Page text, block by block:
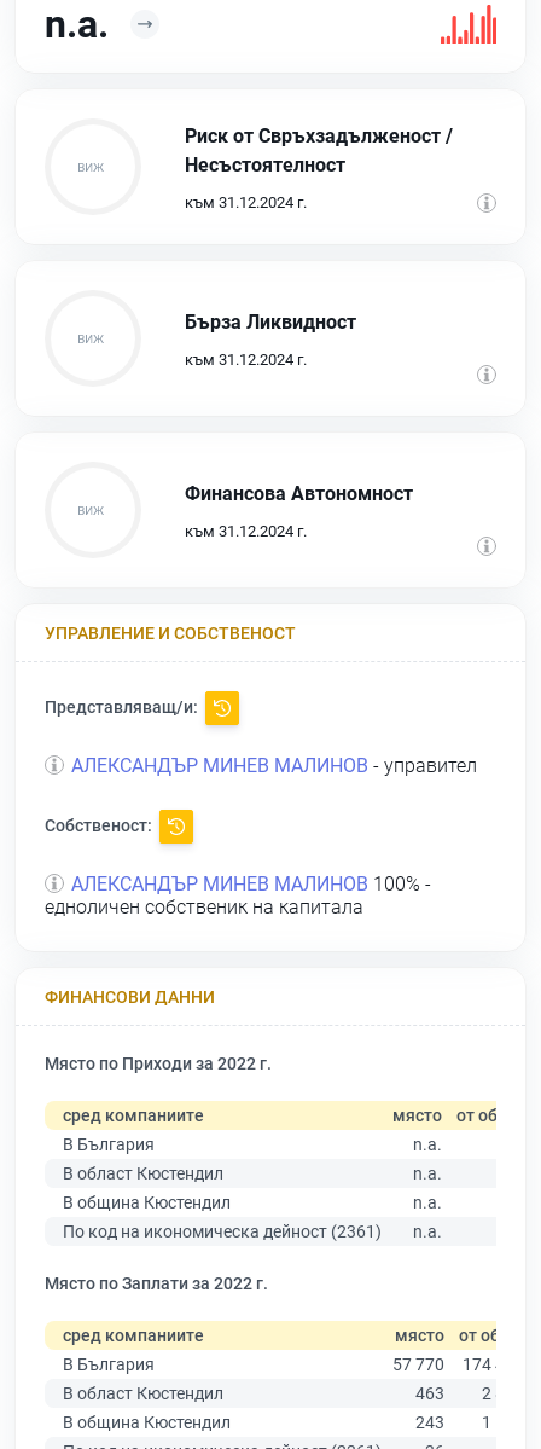
n.a.
Риск от Свръхзадълженост /
Несъстоятелност
към 31.12.2024 г.
Бърза Ликвидност
към 31.12.2024 г.
Финансова Автономност
към 31.12.2024 г.
УПРАВЛЕНИЕ И СОБСТВЕНОСТ
Представляващ/и:
АЛЕКСАНДЪР МИНЕВ МАЛИНОВ - управител
Собственост:
АЛЕКСАНДЪР МИНЕВ МАЛИНОВ 100% -
едноличен собственик на капитала
ФИНАНСОВИ ДАННИ
Място по Приходи за 2022 г.
сред компаниите място от общо
В България
n.a.
В област Кюстендил
n.a.
В община Кюстендил
n.a.
По код на икономическа дейност (2361)
n.a.
Място по Заплати за 2022 г.
сред компаниите място от общо
В България
57 770
174 403
В област Кюстендил
463
2 876
В община Кюстендил
243
1 548